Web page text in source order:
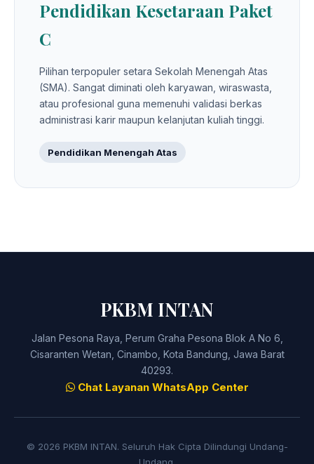
Pendidikan Kesetaraan Paket
C
Pilihan terpopuler setara Sekolah Menengah Atas
(SMA). Sangat diminati oleh karyawan, wiraswasta,
atau profesional guna memenuhi validasi berkas
administrasi karir maupun kelanjutan kuliah tinggi.
Pendidikan Menengah Atas
PKBM INTAN
Jalan Pesona Raya, Perum Graha Pesona Blok A No 6,
Cisaranten Wetan, Cinambo, Kota Bandung, Jawa Barat
40293.
Chat Layanan WhatsApp Center
© 2026 PKBM INTAN. Seluruh Hak Cipta Dilindungi Undang-
Undang.